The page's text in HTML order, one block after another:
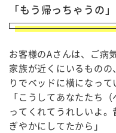
「もう帰っちゃうの
お客様のAさんは、ご病
家族が近くにいるもの
りでベッドに横になって
「こうしてあなたたち
ってくれてうれしいよ
ぎやかにしてたから」